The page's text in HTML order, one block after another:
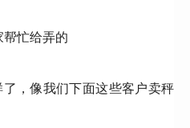
忙给弄的
，像我们下面这些客户卖秤